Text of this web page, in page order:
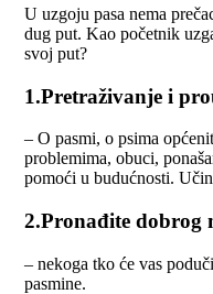
U uzgoju pasa nema
dug put. Kao početnik
svoj put?
1.Pretraživanje i
– O pasmi, o psima
problemima, obuci,
pomoći u budućnosti.
2.Pronađite dobrog
– nekoga tko će vas
pasmine.